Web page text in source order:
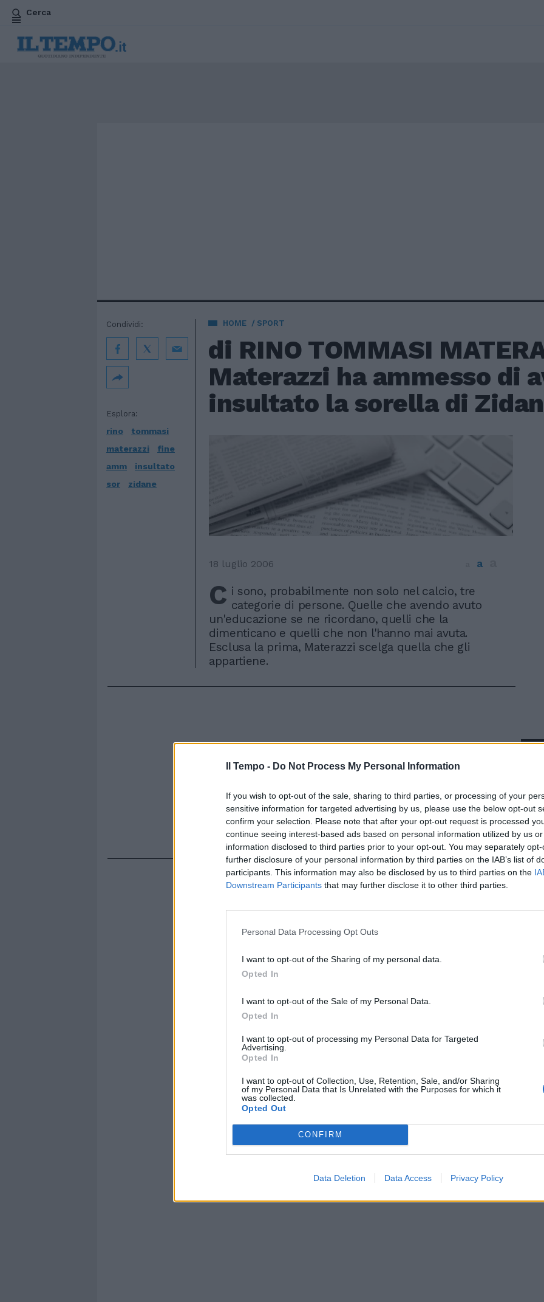
Il Tempo - Do Not Process My Personal Information
If you wish to opt-out of the sale, sharing to third parties, or processing of your
sensitive information for targeted advertising by us, please use the below opt-out
confirm your selection. Please note that after your opt-out request is processed
continue seeing interest-based ads based on personal information utilized by us
information disclosed to third parties prior to your opt-out. You may separately
further disclosure of your personal information by third parties on the IAB’s list of
participants. This information may also be disclosed by us to third parties on the
Downstream Participants that may further disclose it to other third parties.
Personal Data Processing Opt Outs
I want to opt-out of the Sharing of my personal data.
Opted In
I want to opt-out of the Sale of my Personal Data.
Opted In
I want to opt-out of processing my Personal Data for Targeted
Advertising.
Opted In
I want to opt-out of Collection, Use, Retention, Sale, and/or Sharing
of my Personal Data that Is Unrelated with the Purposes for which it
was collected.
Opted Out
CONFIRM
Data Deletion Data Access Privacy Policy
Cerca
HOME SPORT
di RINO TOMMASI
Materazzi ha ammesso di
insultato la sorella di
Esplora:
rino
tommasi
materazzi
fine
amm
insultato
sor
zidane
Condividi:
18 luglio 2006 a
C i sono, probabilmente non solo nel calcio, tre
categorie di persone. Quelle che avendo avuto
un'educazione se ne ricordano, quelli che la
dimenticano e quelli che non l'hanno mai avuta.
Esclusa la prima, Materazzi scelga quella che gli
appartiene.
Rudy Giuliani a Come States?
Trump, Meloni e la strategia
americana